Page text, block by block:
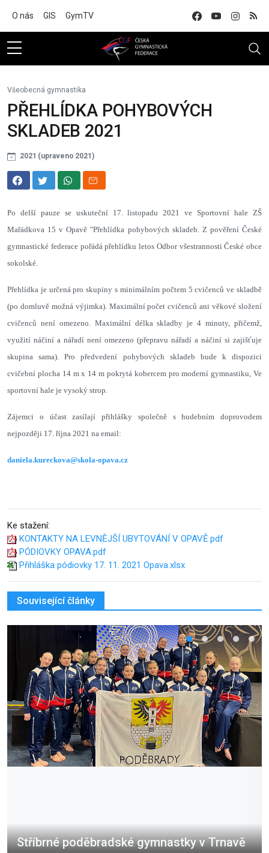
O nás GIS GymTV
Všeobecná gymnastika
PŘEHLÍDKA POHYBOVÝCH
SKLADEB 2021
2021 (upraveno 2021)
Po delší pauze se uskuteční 17. listopadu 2021 ve Sportovní hale ZŠ
Mařádkova 15 v Opavě "Přehlídka pohybových skladeb. Z pověření České
gymnastické federace pořádá přehlídku letos Odbor všestrannosti České obce
sokolské.
Přehlídka je určená pro skupiny s minimálním počtem 5 cvičenců ve skladbě
(po domluvě možná výjimka). Maximální počet cvičenců ani věkové složení
cvičenců není omezeno. Maximální délka skladby je 4 minuty, přičemž,
využití náčiní a nářadí není omezeno (přepravu nářadí a náčiní si zajišťuje
skupina sama). Pro předvedení pohybových skladeb bude k dispozici
cvičební plocha 14 m x 14 m pokrytá kobercem pro moderní gymnastiku, Ve
sportovní hale je vysoký strop.
Zájemci o účast zasílají přihlášky společně s hudebním doprovodem
nejpozději 17. října 2021 na email:
daniela.kureckova@skola-opava.cz
Ke stažení:
KONTAKTY NA LEVNĚJŠÍ UBYTOVÁNÍ V OPAVĚ.pdf
PÓDIOVKY OPAVA.pdf
Přihláška pódiovky 17. 11. 2021 Opava.xlsx
Související články
Stříbrné poděbradské gymnastky v Trnavě